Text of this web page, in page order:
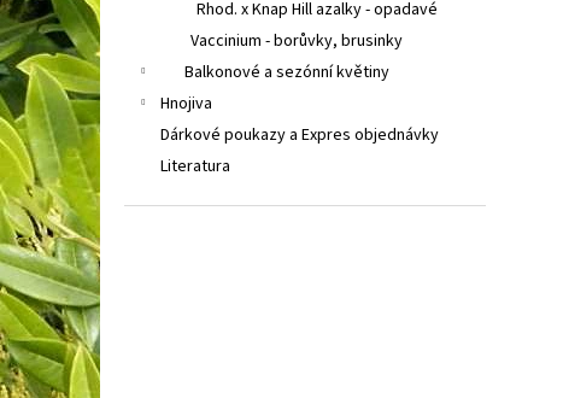
Rhod. x Knap Hill azalky - opadavé
Vaccinium - borůvky, brusinky
Balkonové a sezónní květiny
Hnojiva
Dárkové poukazy a Expres objednávky
Literatura